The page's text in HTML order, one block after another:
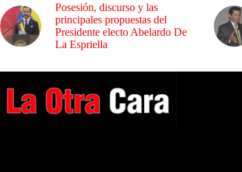
Posesión, discurso y las
principales propuestas del
Presidente electo Abelardo De
La Espriella